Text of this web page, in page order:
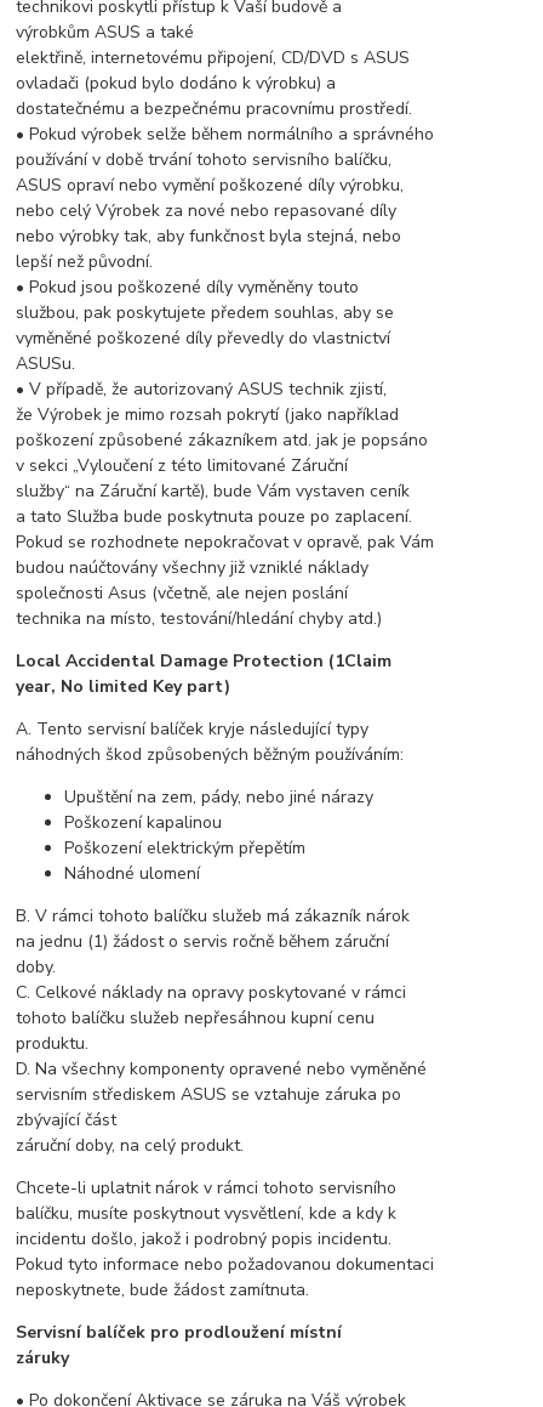
technikovi poskytli přístup k Vaší budově a
výrobkům ASUS a také
elektřině, internetovému připojení, CD/DVD s ASUS
ovladači (pokud bylo dodáno k výrobku) a
dostatečnému a bezpečnému pracovnímu prostředí.
• Pokud výrobek selže během normálního a správného
používání v době trvání tohoto servisního balíčku,
ASUS opraví nebo vymění poškozené díly výrobku,
nebo celý Výrobek za nové nebo repasované díly
nebo výrobky tak, aby funkčnost byla stejná, nebo
lepší než původní.
• Pokud jsou poškozené díly vyměněny touto
službou, pak poskytujete předem souhlas, aby se
vyměněné poškozené díly převedly do vlastnictví
ASUSu.
• V případě, že autorizovaný ASUS technik zjistí,
že Výrobek je mimo rozsah pokrytí (jako například
poškození způsobené zákazníkem atd. jak je popsáno
v sekci „Vyloučení z této limitované Záruční
služby“ na Záruční kartě), bude Vám vystaven ceník
a tato Služba bude poskytnuta pouze po zaplacení.
Pokud se rozhodnete nepokračovat v opravě, pak Vám
budou naúčtovány všechny již vzniklé náklady
společnosti Asus (včetně, ale nejen poslání
technika na místo, testování/hledání chyby atd.)
Local Accidental Damage Protection (1Claim
year, No limited Key part)
A. Tento servisní balíček kryje následující typy
náhodných škod způsobených běžným používáním:
Upuštění na zem, pády, nebo jiné nárazy
Poškození kapalinou
Poškození elektrickým přepětím
Náhodné ulomení
B. V rámci tohoto balíčku služeb má zákazník nárok
na jednu (1) žádost o servis ročně během záruční
doby.
C. Celkové náklady na opravy poskytované v rámci
tohoto balíčku služeb nepřesáhnou kupní cenu
produktu.
D. Na všechny komponenty opravené nebo vyměněné
servisním střediskem ASUS se vztahuje záruka po
zbývající část
záruční doby, na celý produkt.
Chcete-li uplatnit nárok v rámci tohoto servisního
balíčku, musíte poskytnout vysvětlení, kde a kdy k
incidentu došlo, jakož i podrobný popis incidentu.
Pokud tyto informace nebo požadovanou dokumentaci
neposkytnete, bude žádost zamítnuta.
Servisní balíček pro prodloužení místní
záruky
• Po dokončení Aktivace se záruka na Váš výrobek